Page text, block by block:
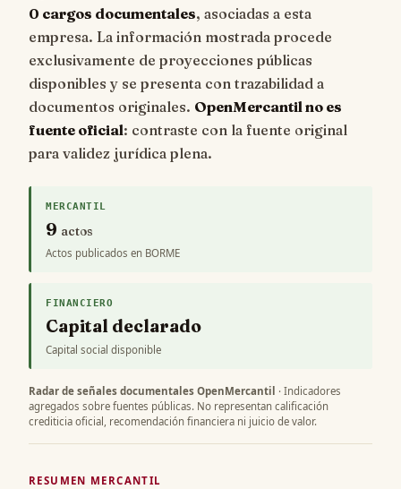
0 cargos documentales, asociadas a esta
empresa. La información mostrada procede
exclusivamente de proyecciones públicas
disponibles y se presenta con trazabilidad a
documentos originales. OpenMercantil no es
fuente oficial: contraste con la fuente original
para validez jurídica plena.
MERCANTIL
9 actos
Actos publicados en BORME
FINANCIERO
Capital declarado
Capital social disponible
Radar de señales documentales OpenMercantil · Indicadores
agregados sobre fuentes públicas. No representan calificación
crediticia oficial, recomendación financiera ni juicio de valor.
RESUMEN MERCANTIL